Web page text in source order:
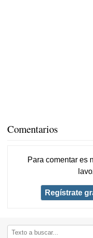
Comentarios
Para comentar es
Regístrate